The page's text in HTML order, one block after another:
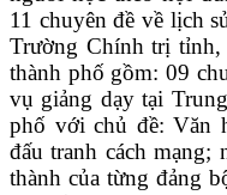
11 chuyên đề về lịch
Trường Chính trị tỉnh,
thành phố gồm: 09
vụ giảng dạy tại
phố với chủ đề: Văn
đấu tranh cách
thành của từng đảng